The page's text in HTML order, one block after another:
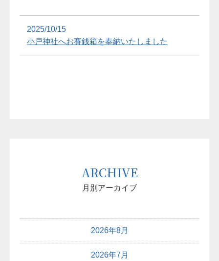
2025/10/15
小戸神社へお賽銭箱を奉納いたしました
ARCHIVE
月別アーカイブ
2026年8月
2026年7月